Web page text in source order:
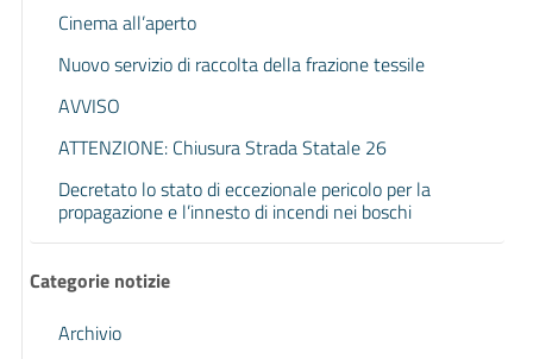
Cinema all’aperto
Nuovo servizio di raccolta della frazione tessile
AVVISO
ATTENZIONE: Chiusura Strada Statale 26
Decretato lo stato di eccezionale pericolo per la
propagazione e l’innesto di incendi nei boschi
Categorie notizie
Archivio